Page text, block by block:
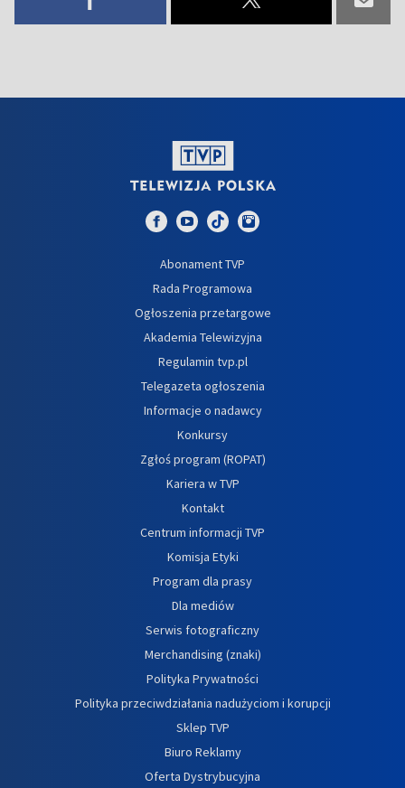
Abonament TVP
Rada Programowa
Ogłoszenia przetargowe
Akademia Telewizyjna
Regulamin tvp.pl
Telegazeta ogłoszenia
Informacje o nadawcy
Konkursy
Zgłoś program (ROPAT)
Kariera w TVP
Kontakt
Centrum informacji TVP
Komisja Etyki
Program dla prasy
Dla mediów
Serwis fotograficzny
Merchandising (znaki)
Polityka Prywatności
Polityka przeciwdziałania nadużyciom i korupcji
Sklep TVP
Biuro Reklamy
Oferta Dystrybucyjna